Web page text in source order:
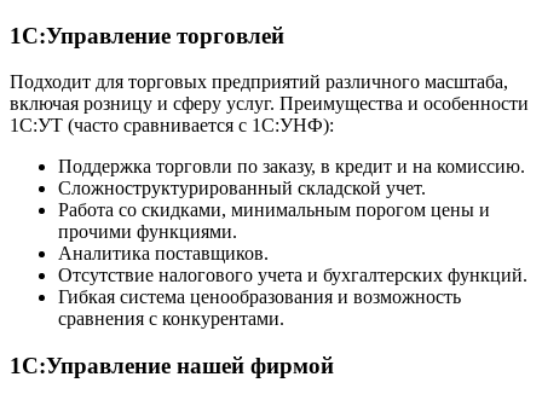
1С:Управление торговлей
Подходит для торговых предприятий различного масштаба,
включая розницу и сферу услуг. Преимущества и особенности
1С:УТ (часто сравнивается с 1С:УНФ):
Поддержка торговли по заказу, в кредит и на комиссию.
Сложноструктурированный складской учет.
Работа со скидками, минимальным порогом цены и
прочими функциями.
Аналитика поставщиков.
Отсутствие налогового учета и бухгалтерских функций.
Гибкая система ценообразования и возможность
сравнения с конкурентами.
1С:Управление нашей фирмой